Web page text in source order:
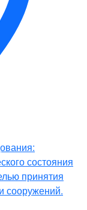
состояния
принятия
сооружений.